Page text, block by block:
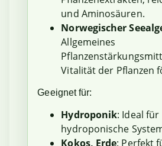
und Aminosäuren.
Norwegischer
Allgemeines
Vitalität der Pflanzen
Geeignet für:
Hydroponik: Ideal für
hydroponische
Kokos, Erde: Perfekt